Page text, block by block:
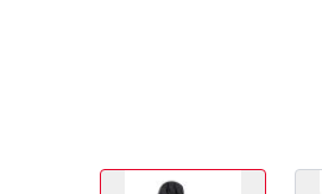
View larger image